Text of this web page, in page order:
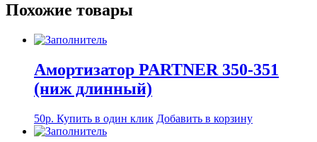
Похожие товары
Амортизатор PARTNER 350-351
(ниж длинный)
50р. Купить в один клик Добавить в корзину